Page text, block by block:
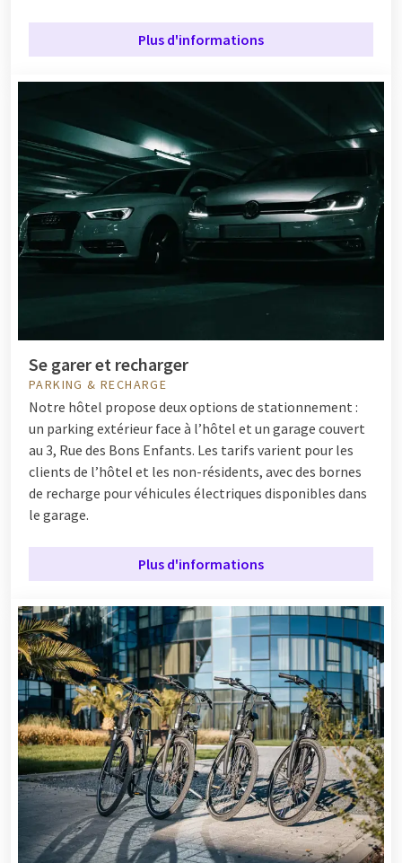
Plus d'informations
Se garer et recharger
PARKING & RECHARGE
Notre hôtel propose deux options de stationnement :
un parking extérieur face à l’hôtel et un garage couvert
au 3, Rue des Bons Enfants. Les tarifs varient pour les
clients de l’hôtel et les non-résidents, avec des bornes
de recharge pour véhicules électriques disponibles dans
le garage.
Plus d'informations